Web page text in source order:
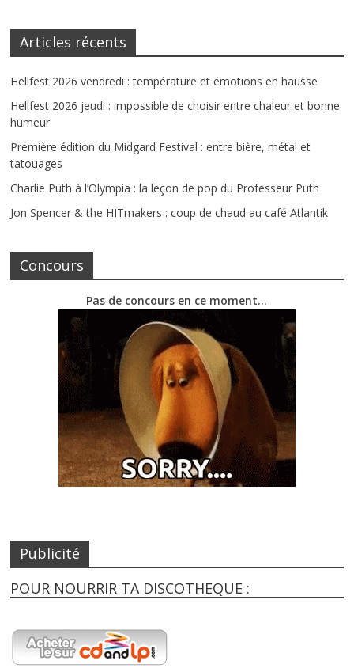
Articles récents
Hellfest 2026 vendredi : température et émotions en hausse
Hellfest 2026 jeudi : impossible de choisir entre chaleur et bonne
humeur
Première édition du Midgard Festival : entre bière, métal et
tatouages
Charlie Puth à l’Olympia : la leçon de pop du Professeur Puth
Jon Spencer & the HITmakers : coup de chaud au café Atlantik
Concours
Pas de concours en ce moment…
Publicité
POUR NOURRIR TA DISCOTHEQUE :